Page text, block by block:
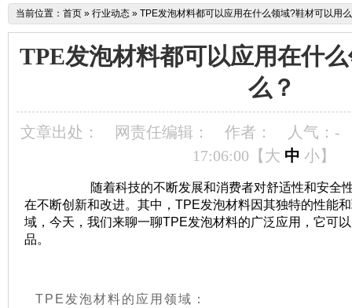
当前位置： 首页 » 行业动态 » TPE发泡材料都可以应用在什么领域?鞋材可以用
TPE发泡材料都可以应用在什
么？
文章出处： 网责任编辑： 作者： 人气： -
17:06:00【 大 中 小】
随着科技的不断发展和消费者对舒适性和安全性
在不断创新和改进。其中，TPE发泡材料因其独特的性能
域，今天，我们来聊一聊TPE发泡材料的广泛应用，它可
品。
TPE发泡材料的应用领域：